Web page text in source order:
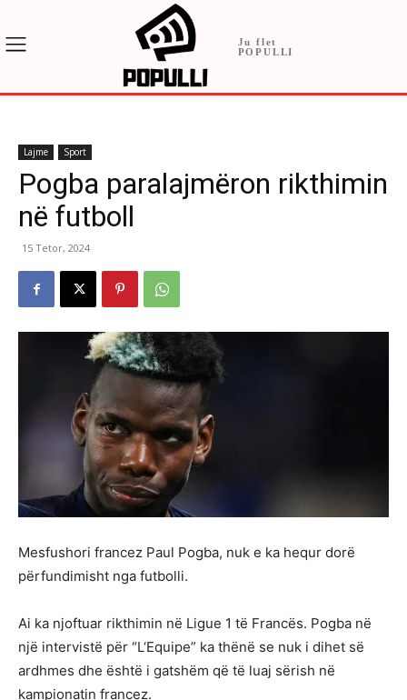
Ju flet
POPULLI
Lajme Sport
Pogba paralajmëron rikthimin
në futboll
15 Tetor, 2024
Mesfushori francez Paul Pogba, nuk e ka hequr dorë
përfundimisht nga futbolli.
Ai ka njoftuar rikthimin në Ligue 1 të Francës. Pogba në
një intervistë për “L‘Equipe” ka thënë se nuk i dihet së
ardhmes dhe është i gatshëm që të luaj sërish në
kampionatin francez.